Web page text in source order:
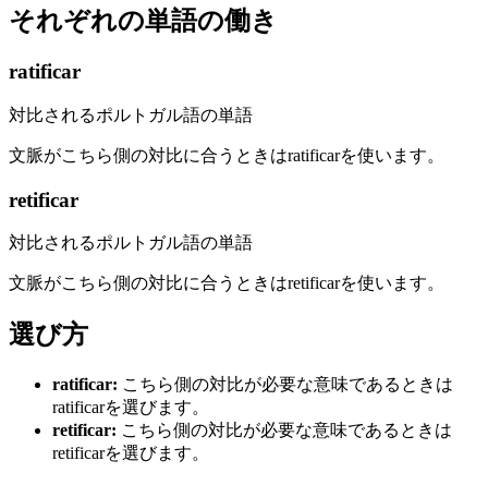
それぞれの単語の働き
ratificar
対比されるポルトガル語の単語
文脈がこちら側の対比に合うときはratificarを使います。
retificar
対比されるポルトガル語の単語
文脈がこちら側の対比に合うときはretificarを使います。
選び方
ratificar: こちら側の対比が必要な意味であるときは
ratificarを選びます。
retificar: こちら側の対比が必要な意味であるときは
retificarを選びます。